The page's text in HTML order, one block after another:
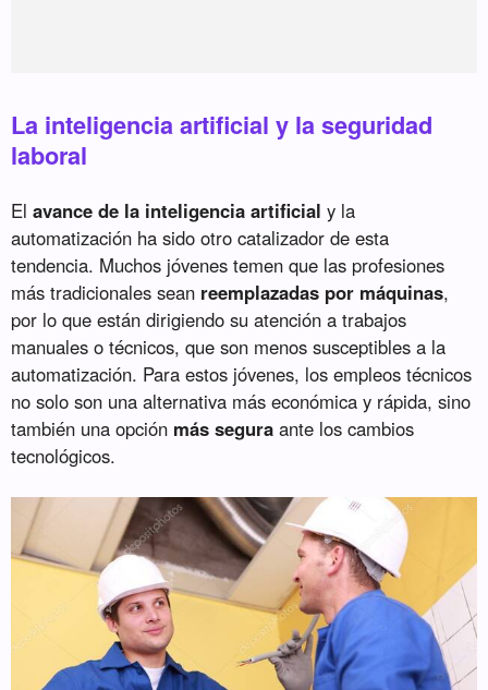
La inteligencia artificial y la seguridad
laboral
Elavance de la inteligencia artificial y la
automatización ha sido otro catalizador de esta
tendencia. Muchos jóvenes temen que las profesiones
más tradicionales sean reemplazadas por máquinas,
por lo que están dirigiendo su atención a trabajos
manuales o técnicos, que son menos susceptibles a la
automatización. Para estos jóvenes, los empleos técnicos
no solo son una alternativa más económica y rápida, sino
también una opción más segura ante los cambios
tecnológicos.